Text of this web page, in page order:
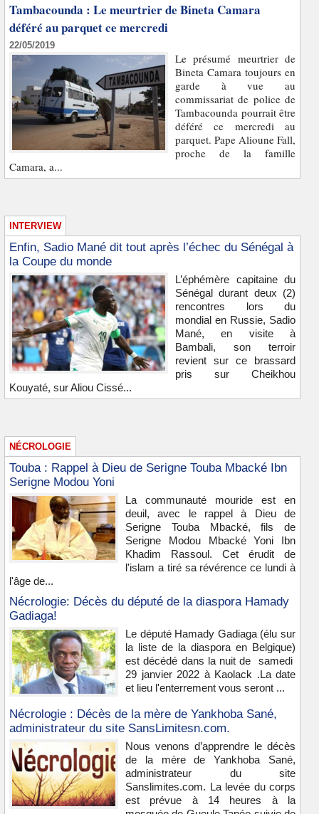
Tambacounda : Le meurtrier de Bineta Camara
déféré au parquet ce mercredi
22/05/2019
Le présumé meurtrier de
Bineta Camara toujours en
garde à vue au
commissariat de police de
Tambacounda pourrait être
déféré ce mercredi au
parquet. Pape Alioune Fall,
proche de la famille
Camara, a...
INTERVIEW
Enfin, Sadio Mané dit tout après l’échec du Sénégal à
la Coupe du monde
L’éphémère capitaine du
Sénégal durant deux (2)
rencontres lors du
mondial en Russie, Sadio
Mané, en visite à
Bambali, son terroir
revient sur ce brassard
pris sur Cheikhou
Kouyaté, sur Aliou Cissé...
NÉCROLOGIE
Touba : Rappel à Dieu de Serigne Touba Mbacké Ibn
Serigne Modou Yoni
La communauté mouride est en
deuil, avec le rappel à Dieu de
Serigne Touba Mbacké, fils de
Serigne Modou Mbacké Yoni Ibn
Khadim Rassoul. Cet érudit de
l'islam a tiré sa révérence ce lundi à
l'âge de...
Nécrologie: Décès du député de la diaspora Hamady
Gadiaga!
Le député Hamady Gadiaga (élu sur
la liste de la diaspora en Belgique)
est décédé dans la nuit de samedi
29 janvier 2022 à Kaolack .La date
et lieu l'enterrement vous seront ...
Nécrologie : Décès de la mère de Yankhoba Sané,
administrateur du site SansLimitesn.com.
Nous venons d’apprendre le décès
de la mère de Yankhoba Sané,
administrateur du site
Sanslimites.com. La levée du corps
est prévue à 14 heures à la